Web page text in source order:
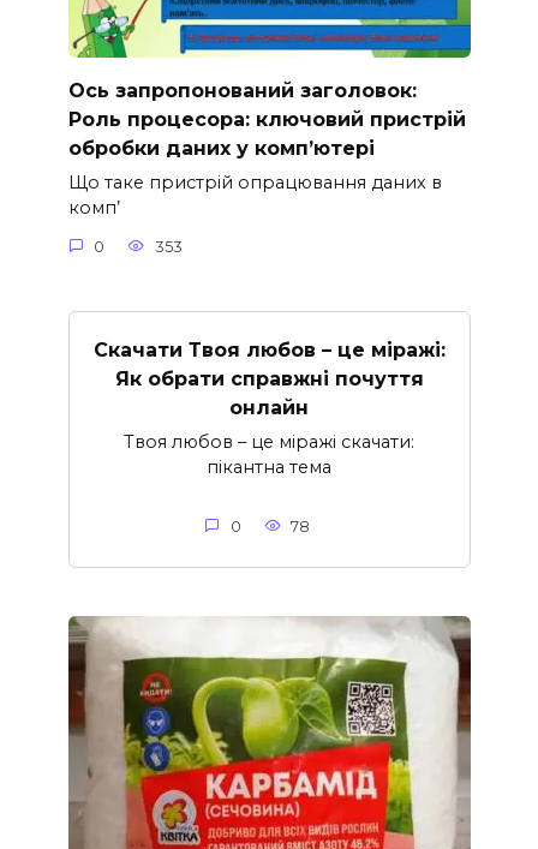
Ось запропонований заголовок:
Роль процесора: ключовий пристрій
обробки даних у комп’ютері
Що таке пристрій опрацювання даних в
комп’
0 353
Скачати Твоя любов – це міражі:
Як обрати справжні почуття
онлайн
Твоя любов – це міражі скачати:
пікантна тема
0 78